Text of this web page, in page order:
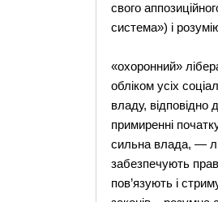
свого
система») і
«охоронний»
обліком усіх
владу, відповідно
примиренні
сильна влада, —
забезпечують
пов’язують і